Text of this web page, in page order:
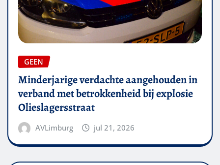
GEEN
Minderjarige verdachte aangehouden in
verband met betrokkenheid bij explosie
Olieslagersstraat
AVLimburg jul 21, 2026